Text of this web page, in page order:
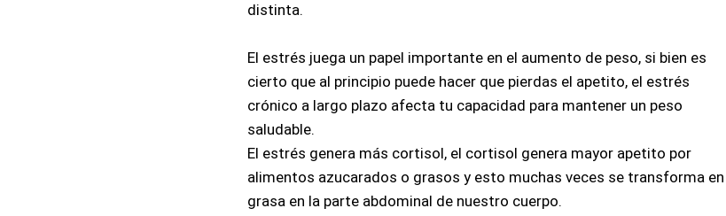
distinta.
El estrés juega un papel importante en el aumento de peso, si bien es
cierto que al principio puede hacer que pierdas el apetito, el estrés
crónico a largo plazo afecta tu capacidad para mantener un peso
saludable.
El estrés genera más cortisol, el cortisol genera mayor apetito por
alimentos azucarados o grasos y esto muchas veces se transforma en
grasa en la parte abdominal de nuestro cuerpo.